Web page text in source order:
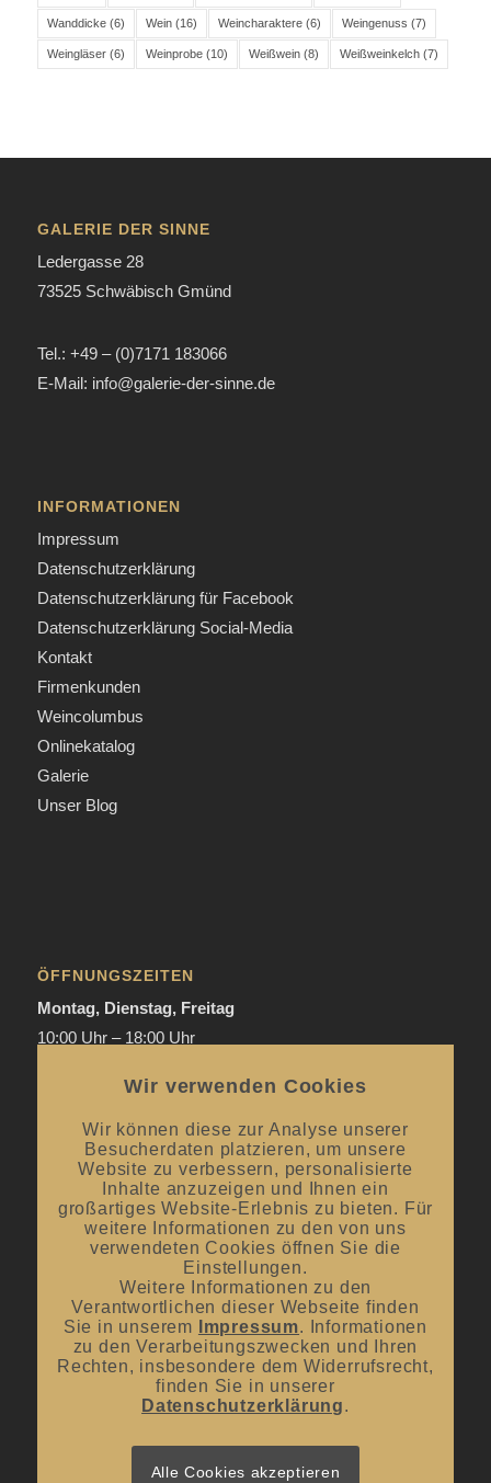
Wanddicke(6) Wein(16) Weincharaktere(6) Weingenuss (7)
Weingläser(6) Weinprobe(10) Weißwein(8) Weißweinkelch(7)
GALERIE DER SINNE
Ledergasse 28
73525 Schwäbisch Gmünd
Tel.: +49 – (0)7171 183066
E-Mail: info@galerie-der-sinne.de
INFORMATIONEN
Impressum
Datenschutzerklärung
Datenschutzerklärung für Facebook
Datenschutzerklärung Social-Media
Kontakt
Firmenkunden
Weincolumbus
Onlinekatalog
Galerie
Unser Blog
ÖFFNUNGSZEITEN
Montag, Dienstag, Freitag
10:00 Uhr – 18:00 Uhr
Mai bis September:12:00 Uhr – 20:00 Uhr / ab 18.00 Uhr
offene Verkostungen
Oktober bis April:12.00 Uhr – 18.00 Uhr
Mittwoch und Samstag
von 10:00 Uhr – 14:00 Uhr
UNSER BLOG
#donnerstagsprickelts – Lust auf eine Geschmacksexplosion?
Wir verwenden Cookies
Wir können diese zur Analyse unserer
Besucherdaten platzieren, um unsere
Website zu verbessern, personalisierte
Inhalte anzuzeigen und Ihnen ein
großartiges Website-Erlebnis zu bieten. Für
weitere Informationen zu den von uns
verwendeten Cookies öffnen Sie die
Einstellungen.
Weitere Informationen zu den
Verantwortlichen dieser Webseite finden
Sie in unserem
Impressum. Informationen
zu den Verarbeitungszwecken und Ihren
Rechten, insbesondere dem Widerrufsrecht,
finden Sie in unserer
Datenschutzerklärung.
Alle Cookies akzeptieren